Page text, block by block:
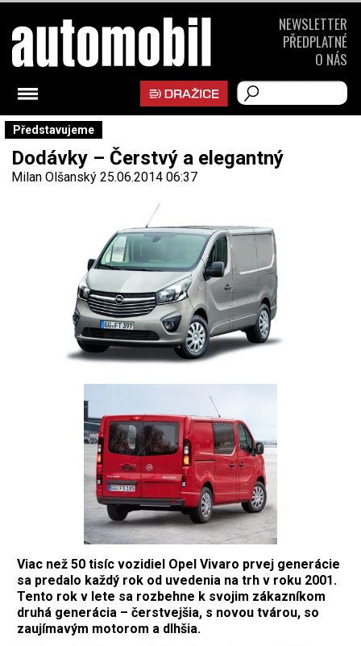
Představujeme
Dodávky – Čerstvý a elegantný
Milan Olšanský 25.06.2014 06:37
Viac než 50 tisíc vozidiel Opel Vivaro prvej generácie
sa predalo každý rok od uvedenia na trh v roku 2001.
Tento rok v lete sa rozbehne k svojim zákazníkom
druhá generácia – čerstvejšia, s novou tvárou, so
zaujímavým motorom a dlhšia.
NEWSLETTER
PŘEDPLATNÉ
O NÁS